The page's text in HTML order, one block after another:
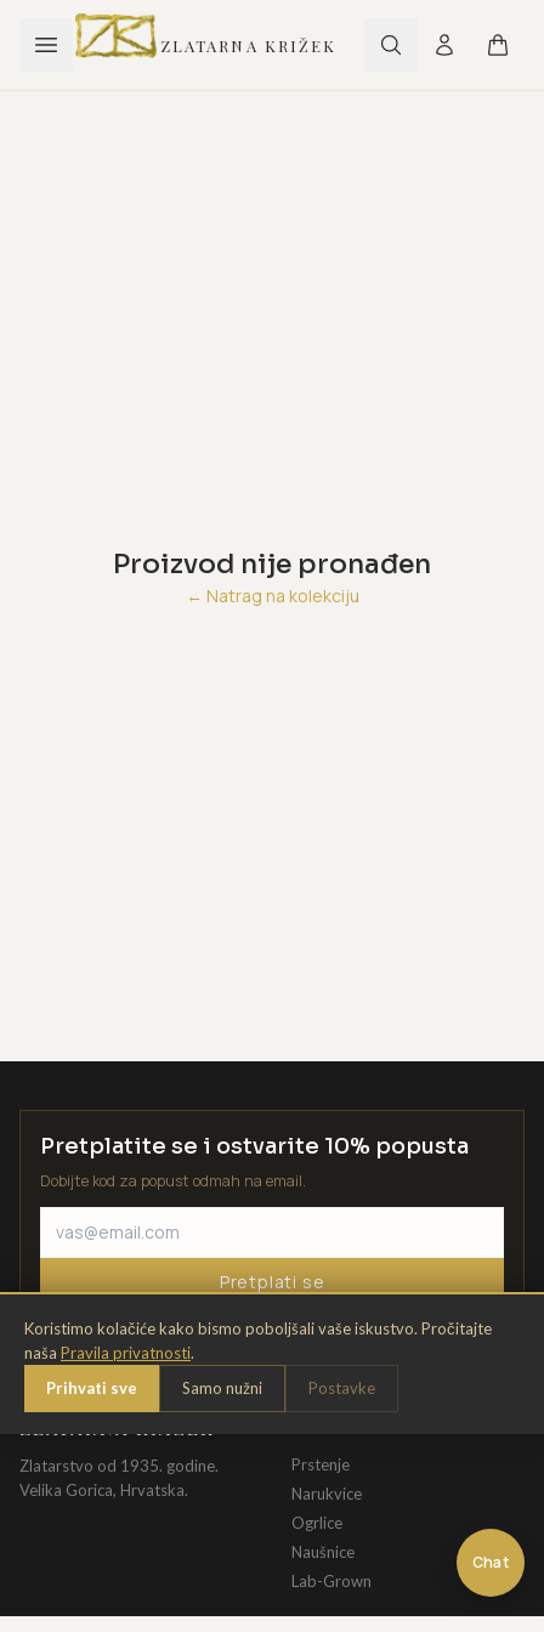
ZLATARNA KRIŽEK
Proizvod nije pronađen
← Natrag na kolekciju
Chat
Koristimo kolačiće kako bismo poboljšali vaše iskustvo. Pročitajte
naša Pravila privatnosti.
Prihvati sve
Samo nužni Postavke
Pretplatite se i ostvarite 10% popusta
Dobijte kod za popust odmah na email.
Pretplati se
Zlatarstvo od 1935. godine.
Velika Gorica, Hrvatska.
Prstenje
Narukvice
Ogrlice
Naušnice
Lab-Grown